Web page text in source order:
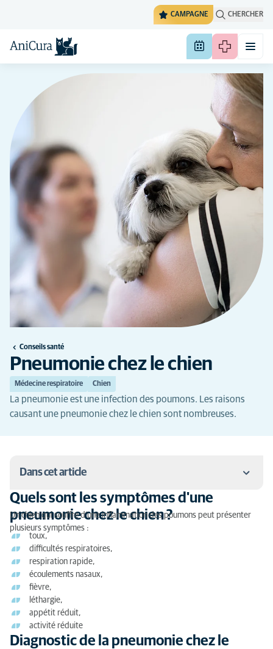
CAMPAGNE CHERCHER
Conseils santé
Pneumonie chez le chien
Médecine respiratoire Chien
La pneumonie est une infection des poumons. Les raisons
causant une pneumonie chez le chien sont nombreuses.
Dans cet article
Quels sont les symptômes d'une pneumonie chez le
chien ?
Diagnostic de la pneumonie chez le chien
Traitement de la pneumonie chez le chien
Résultats
Quels sont les symptômes d'une
pneumonie chez le chien ?
Un chien qui souffre d’une inflammation des poumons peut présenter
plusieurs symptômes :
toux,
difficultés respiratoires,
respiration rapide,
écoulements nasaux,
fièvre,
léthargie,
appétit réduit,
activité réduite
Diagnostic de la pneumonie chez le